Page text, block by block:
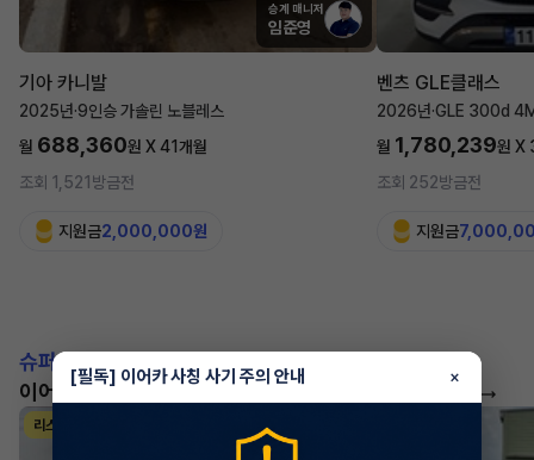
승계 매니저
임준영
기아 카니발
2025년·9인승 가솔린 노블레스
월 688,360원 X41개월
조회 1,521 방금전
지원금2,000,000원
벤츠 GLE클래스
2026년·GLE 300d
월 1,780,239원 X
조회 252방금전
지원금
슈퍼카!
이어카에서 좋은 조건으로 만나보세요
리스
[필독] 이어카 사칭 사기 주의 안내 ×